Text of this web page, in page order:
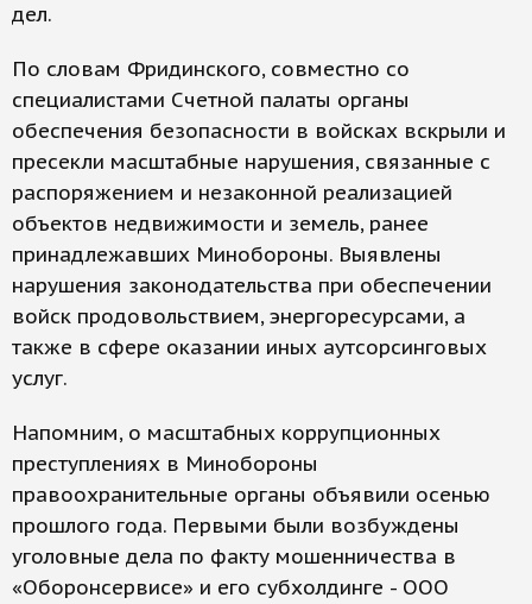
дел.
По словам Фридинского, совместно со
специалистами Счетной палаты органы
обеспечения безопасности в войсках вскрыли и
пресекли масштабные нарушения, связанные с
распоряжением и незаконной реализацией
объектов недвижимости и земель, ранее
принадлежавших Минобороны. Выявлены
нарушения законодательства при обеспечении
войск продовольствием, энергоресурсами, а
также в сфере оказании иных аутсорсинговых
услуг.
Напомним, о масштабных коррупционных
преступлениях в Минобороны
правоохранительные органы объявили осенью
прошлого года. Первыми были возбуждены
уголовные дела по факту мошенничества в
«Оборонсервисе» и его субхолдинге - ООО